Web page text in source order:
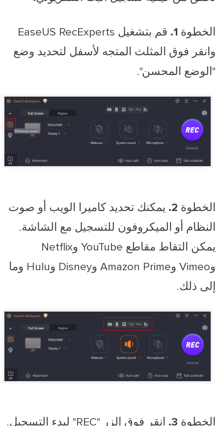
الخطوة 1.
قم بتشغيل EaseUS RecExperts
وانقر فوق المثلث المتجه لأسفل لتحديد وضع
"الوضع المحسن".
الخطوة 2.
يمكنك تحديد كاميرا الويب أو صوت
النظام أو الميكروفون للتسجيل مع الشاشة.
يمكن التقاط مقاطع YouTube وNetflix
وVimeo وAmazon Prime وDisney وHulu وما
إلى ذلك.
الخطوة 3.
انقر فوق الزر "REC" لبدء التسجيل.